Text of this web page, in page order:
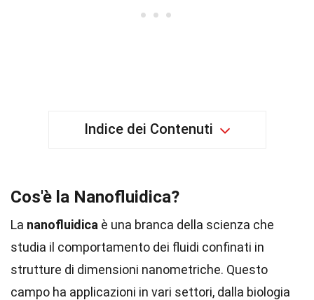
Indice dei Contenuti
Cos'è la Nanofluidica?
La nanofluidica è una branca della scienza che
studia il comportamento dei fluidi confinati in
strutture di dimensioni nanometriche. Questo
campo ha applicazioni in vari settori, dalla biologia